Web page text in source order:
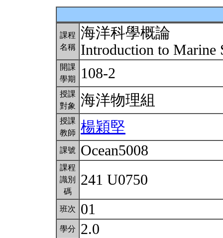
課程
名稱
海洋科學概論
Introduction to Marine
開課
學期
108-2
授課
對象
海洋物理組
授課
教師
楊穎堅
課號 Ocean5008
課程
識別
碼
241 U0750
班次 01
學分 2.0